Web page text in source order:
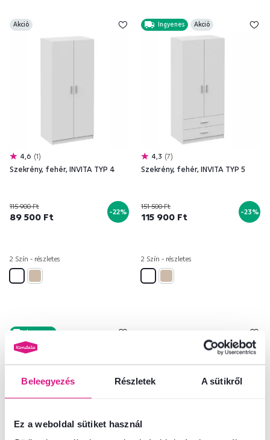
Beleegyezés Részletek A sütikről
Ez a weboldal sütiket használ
Akció
4,6 1
Szekrény, fehér, INVITA TYP 4
115 900 Ft
89 500 Ft -22%
2 Szín - részletes
Ingyenes Akció
4,3 7
Szekrény, fehér, INVITA TYP 5
151 500 Ft
115 900 Ft -23%
2 Szín - részletes
Ingyenes